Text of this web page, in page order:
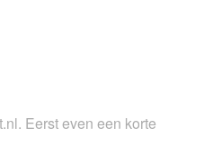
Eerst even een korte